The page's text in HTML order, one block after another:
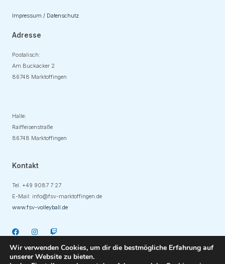
Impressum / Datenschutz
Adresse
Postalisch:
Am Buckacker 2
86748 Marktoffingen
Halle:
Raiffeisenstraße
86748 Marktoffingen
Kontakt
Tel. +49 9087 7 27
E-Mail: info@fsv-marktoffingen.de
www.fsv-volleyball.de
Wir verwenden Cookies, um dir die bestmögliche Erfahrung auf
unserer Website zu bieten.